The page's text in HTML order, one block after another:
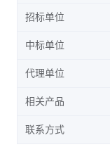
招标单位
中标单位
代理单位
相关产品
联系方式